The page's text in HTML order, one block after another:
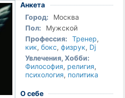
Анкета
Город:
Москва
Пол:
Мужской
Профессия:
Тренер,
кик,бокс,физрук, Dj
Увлечения, Хобби:
Философия, религия,
психология, политика
О себе